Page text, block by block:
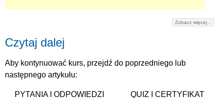
Zobacz więcej...
Czytaj dalej
Aby kontynuować kurs, przejdź do poprzedniego lub
następnego artykułu:
PYTANIA I ODPOWIEDZI
QUIZ I CERTYFIKAT